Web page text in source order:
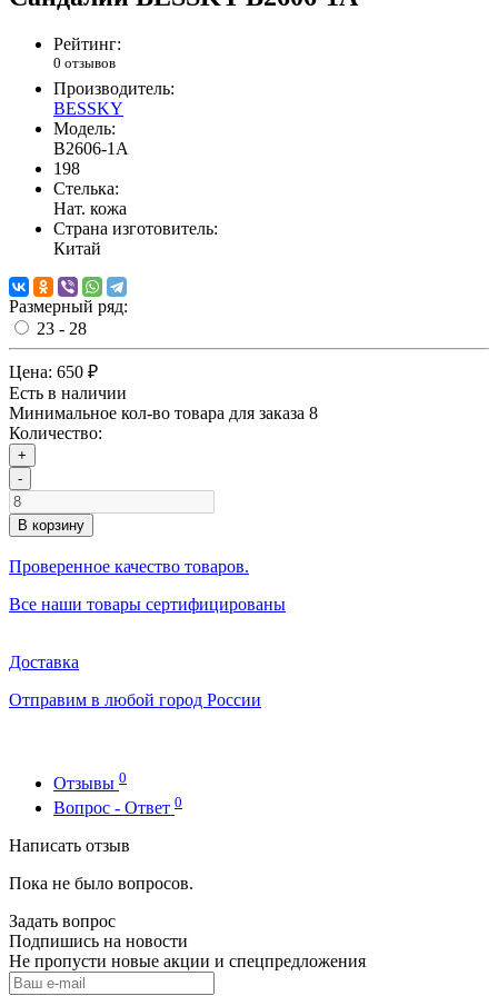
Рейтинг:
0 отзывов
Производитель:
BESSKY
Модель:
B2606-1A
198
Стелька:
Нат. кожа
Страна изготовитель:
Китай
Размерный ряд:
23 - 28
Цена: 650 ₽
Есть в наличии
Минимальное кол-во товара для заказа 8
Количество:
+
-
В корзину
Проверенное качество товаров.
Все наши товары сертифицированы
Доставка
Отправим в любой город России
Отзывы 0
Вопрос - Ответ 0
Написать отзыв
Пока не было вопросов.
Задать вопрос
Подпишись на новости
Не пропусти новые акции и спецпредложения